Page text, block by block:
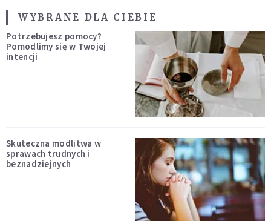
WYBRANE DLA CIEBIE
Potrzebujesz pomocy?
Pomodlimy się w Twojej
intencji
Skuteczna modlitwa w
sprawach trudnych i
beznadziejnych